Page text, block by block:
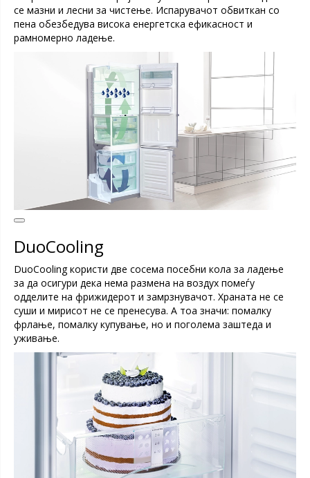
се мазни и лесни за чистење. Испарувачот обвиткан со
пена обезбедува висока енергетска ефикасност и
рамномерно ладење.
DuoCooling
DuoCooling користи две сосема посебни кола за ладење
за да осигури дека нема размена на воздух помеѓу
одделите на фрижидерот и замрзнувачот. Храната не се
суши и мирисот не се пренесува. А тоа значи: помалку
фрлање, помалку купување, но и поголема заштеда и
уживање.